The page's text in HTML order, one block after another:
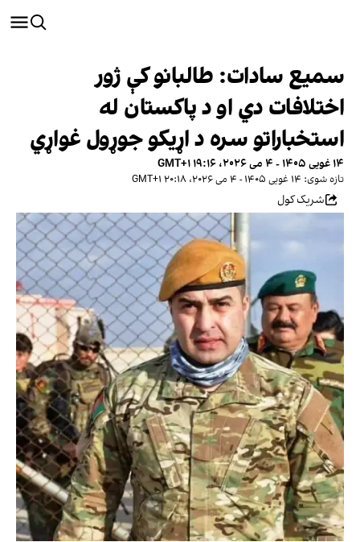
سميع سادات: طالبانو کې ژور
اختلافات دي او د پاکستان له
استخباراتو سره د اړیکو جوړول غواړي
۱۴ غویی ۱۴۰۵ - ۴ می ۲۰۲۶، ۱۹:۱۶ GMT+۱
تازه شوی: ۱۴ غویی ۱۴۰۵ - ۴ می ۲۰۲۶، ۲۰:۱۸ GMT+۱
شریک کول